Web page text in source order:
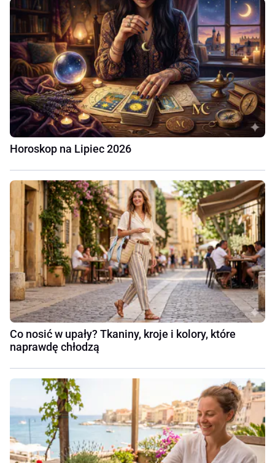
Horoskop na Lipiec 2026
Co nosić w upały? Tkaniny, kroje i kolory, które
naprawdę chłodzą